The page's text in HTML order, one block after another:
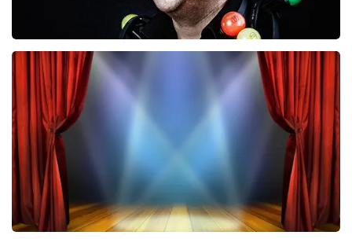
Richard Groenendijk
834+ reviews
BEKIJKEN